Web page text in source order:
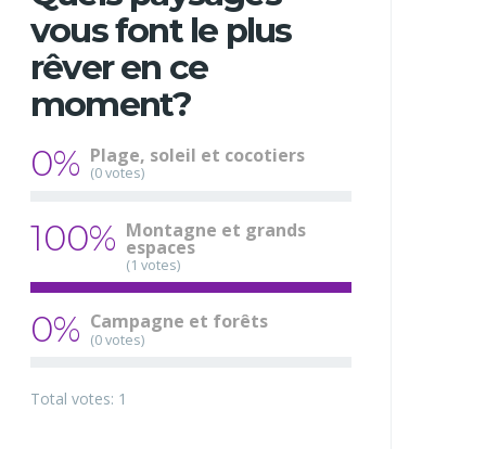
vous font le plus
rêver en ce
moment?
0% Plage, soleil et cocotiers
(0 votes)
100% Montagne et grands
espaces
(1 votes)
0% Campagne et forêts
(0 votes)
Total votes: 1